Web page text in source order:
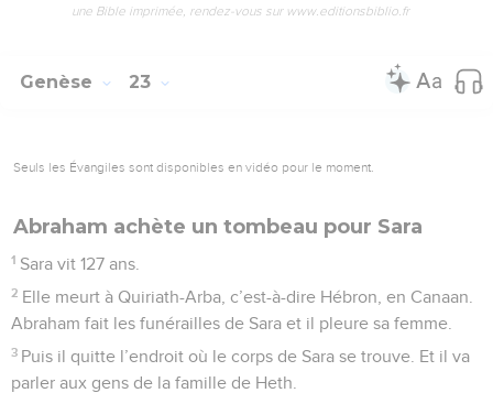
une Bible imprimée, rendez-vous sur www.editionsbiblio.fr
Genèse 23
Seuls les Évangiles sont disponibles en vidéo pour le moment.
Abraham achète un tombeau pour Sara
1 Sara vit 127 ans.
2 Elle meurt à Quiriath-Arba, c’est-à-dire Hébron, en Canaan.
Abraham fait les funérailles de Sara et il pleure sa femme.
3 Puis il quitte l’endroit où le corps de Sara se trouve. Et il va
parler aux gens de la famille de Heth.